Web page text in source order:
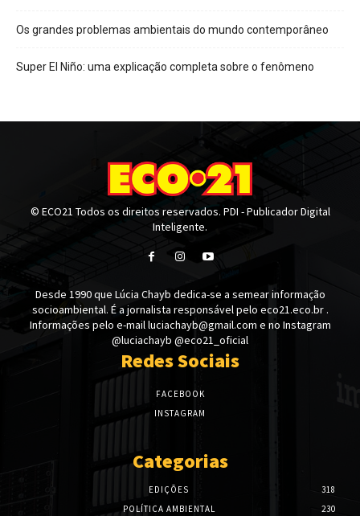
Os grandes problemas ambientais do mundo contemporâneo
Super El Niño: uma explicação completa sobre o fenômeno
© ECO21 Todos os direitos reservados. PDI - Publicador Digital
Inteligente.
Desde 1990 que Lúcia Chayb dedica-se a semear informação
socioambiental. É a jornalista responsável pelo eco21.eco.br .
Informações pelo e-mail luciachayb@gmail.com e no Instagram
@luciachayb @eco21_oficial
Redes Sociais
FACEBOOK
INSTAGRAM
Categorias
EDIÇÕES
318
POLÍTICA AMBIENTAL
230